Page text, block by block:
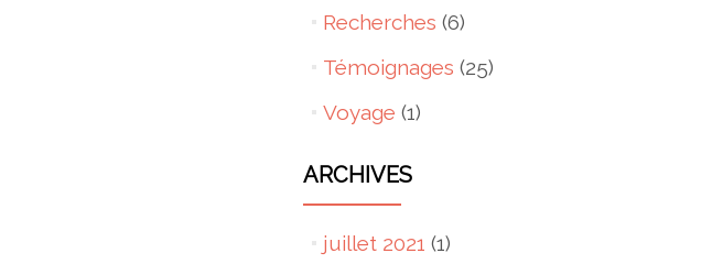
Recherches (6)
Témoignages (25)
Voyage (1)
ARCHIVES
juillet 2021 (1)